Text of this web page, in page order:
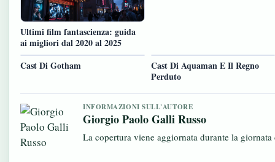
Ultimi film fantascienza: guida
ai migliori dal 2020 al 2025
Cast Di Gotham
Cast Di Aquaman E Il Regno
Perduto
INFORMAZIONI SULL'AUTORE
Giorgio Paolo Galli Russo
La copertura viene aggiornata durante la